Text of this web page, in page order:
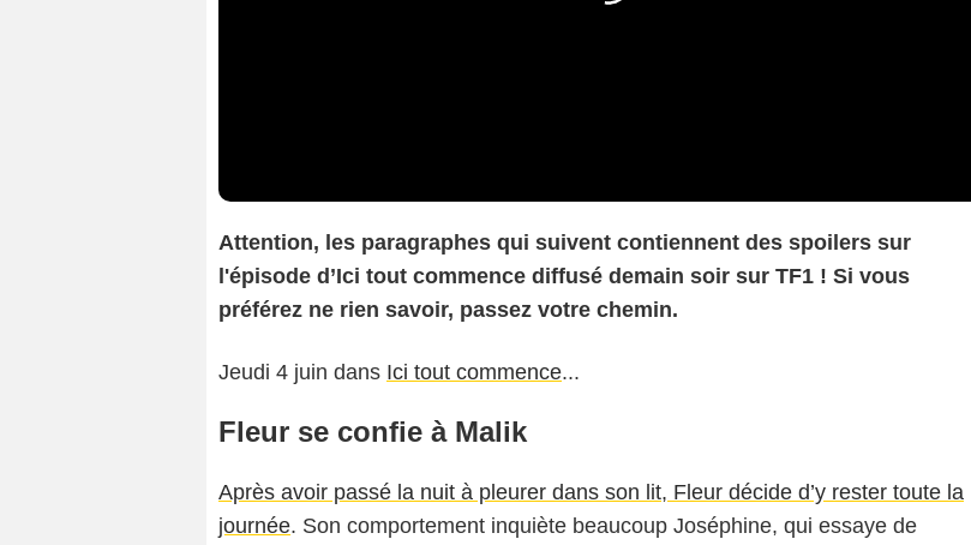
Attention, les paragraphes qui suivent contiennent des spoilers sur
l'épisode d’Ici tout commence diffusé demain soir sur TF1 ! Si vous
préférez ne rien savoir, passez votre chemin.
Jeudi 4 juin dans Ici tout commence...
Fleur se confie à Malik
Après avoir passé la nuit à pleurer dans son lit, Fleur décide d’y rester toute la
journée. Son comportement inquiète beaucoup Joséphine, qui essaye de